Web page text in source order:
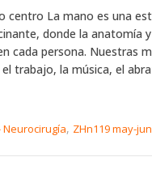
centro La mano es una
donde la anatomía
cada persona. Nuestras
trabajo, la música, el
, ZHn119 may-